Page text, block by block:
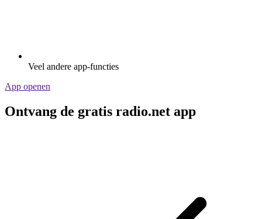
Veel andere app-functies
App openen
Ontvang de gratis radio.net app